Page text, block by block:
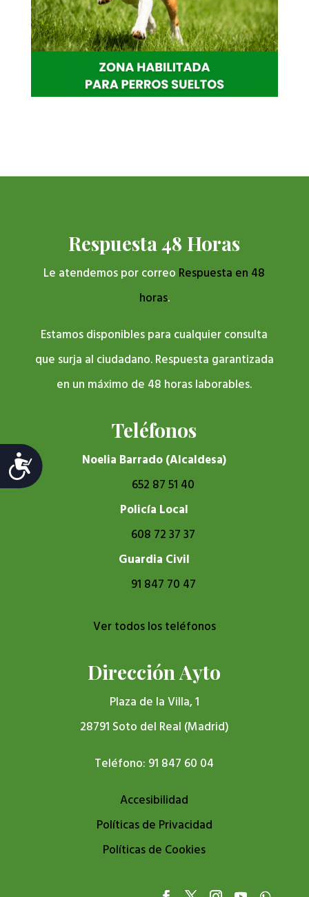
Accesibilidad
Respuesta 48 Horas
Le atendemos por correo Respuesta en 48
horas.
Estamos disponibles para cualquier consulta
que surja al ciudadano. Respuesta garantizada
en un máximo de 48 horas laborables.
Teléfonos
Noelia Barrado (Alcaldesa)
652 87 51 40
Policía Local
608 72 37 37
Guardia Civil
91 847 70 47
Ver todos los teléfonos
Dirección Ayto
Plaza de la Villa, 1
28791 Soto del Real (Madrid)
Teléfono: 91 847 60 04
Accesibilidad
Políticas de Privacidad
Políticas de Cookies